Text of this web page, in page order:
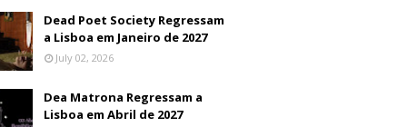
Dead Poet Society Regressam
a Lisboa em Janeiro de 2027
July 02, 2026
Dea Matrona Regressam a
Lisboa em Abril de 2027